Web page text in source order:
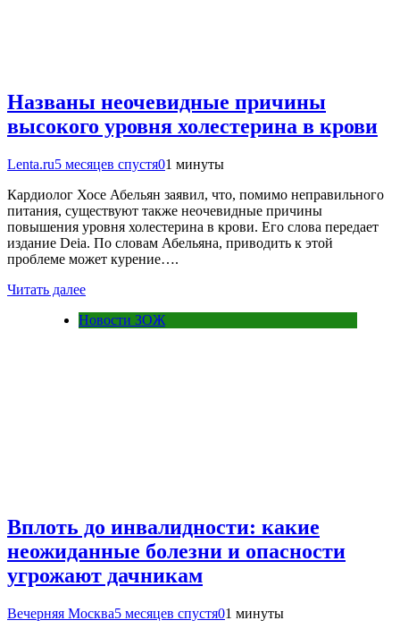
Названы неочевидные причины
высокого уровня холестерина в крови
Lenta.ru5 месяцев спустя01 минуты
Кардиолог Хосе Абельян заявил, что, помимо неправильного
питания, существуют также неочевидные причины
повышения уровня холестерина в крови. Его слова передает
издание Deia. По словам Абельяна, приводить к этой
проблеме может курение….
Читать далее
Новости ЗОЖ
Вплоть до инвалидности: какие
неожиданные болезни и опасности
угрожают дачникам
Вечерняя Москва5 месяцев спустя01 минуты